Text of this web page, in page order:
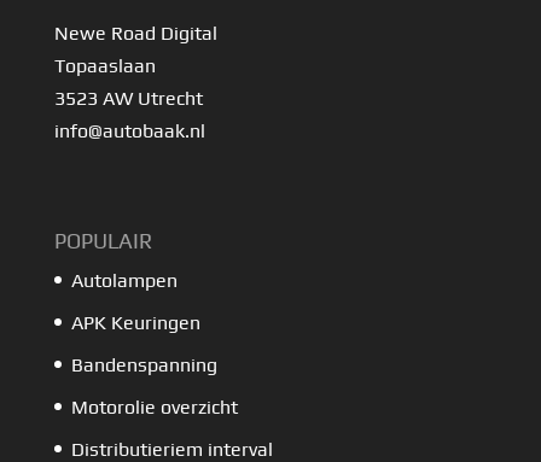
Newe Road Digital
Topaaslaan
3523 AW Utrecht
info@autobaak.nl
POPULAIR
Autolampen
APK Keuringen
Bandenspanning
Motorolie overzicht
Distributieriem interval